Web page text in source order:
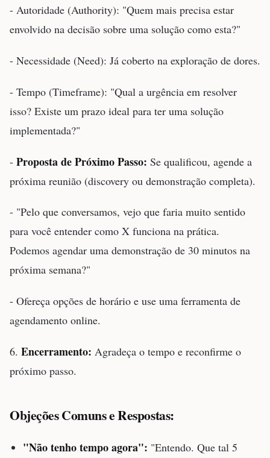
- Autoridade (Authority): "Quem mais precisa estar
envolvido na decisão sobre uma solução como esta?"
- Necessidade (Need): Já coberto na exploração de dores.
- Tempo (Timeframe): "Qual a urgência em resolver
isso? Existe um prazo ideal para ter uma solução
implementada?"
- Proposta de Próximo Passo: Se qualificou, agende a
próxima reunião (discovery ou demonstração completa).
- "Pelo que conversamos, vejo que faria muito sentido
para você entender como X funciona na prática.
Podemos agendar uma demonstração de 30 minutos na
próxima semana?"
- Ofereça opções de horário e use uma ferramenta de
agendamento online.
6. Encerramento: Agradeça o tempo e reconfirme o
próximo passo.
Objeções Comuns e Respostas:
"Não tenho tempo agora": "Entendo. Que tal 5